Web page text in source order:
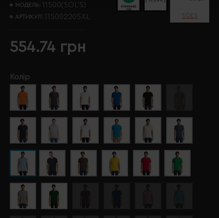
МОДЕЛЬ: 11500(SOL’S)
АРТИКУЛ: 115002205XL SOL’S
554.74 грн
Колір